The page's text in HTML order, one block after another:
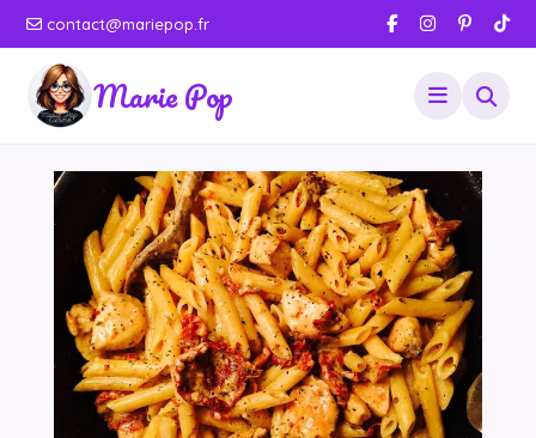
contact@mariepop.fr
Marie Pop